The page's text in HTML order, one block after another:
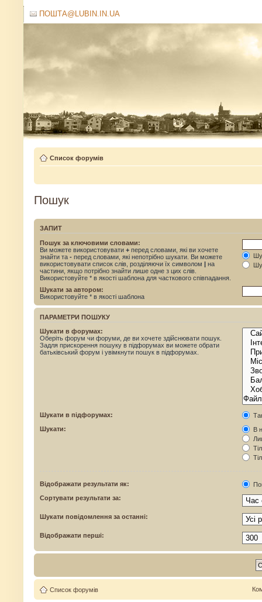
ПОШТА@LUBIN.IN.UA
Список форумів
Пошук
ЗАПИТ
Пошук за ключовими словами:
Ви можете використовувати + перед словами, які ви хочете
знайти та - перед словами, які непотрібно шукати. Ви можете
використовувати список слів, розділяючи їх символом | на
частини, якщо потрібно знайти лише одне з цих слів.
Використовуйте * в якості шаблона для часткового співпадання.
Шукати за автором:
Використовуйте * в якості шаблона
ПАРАМЕТРИ ПОШУКУ
Шукати в форумах:
Оберіть форум чи форуми, де ви хочете здійснювати пошук.
Задля прискорення пошуку в підфорумах ви можете обрати
батьківський форум і увімкнути пошук в підфорумах.
Шукати в підфорумах:
Шукати:
В
Відображати результати як:
Сортувати результати за:
Шукати повідомлення за останні:
Відображати перші:
Список форумів